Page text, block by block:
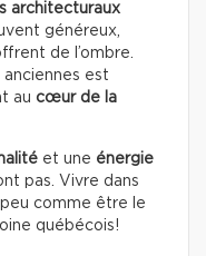
architecturaux
généreux,
de l’ombre.
est
au cœur de la
et une énergie
pas. Vivre dans
peu comme être le
québécois!